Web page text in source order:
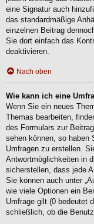
eine Signatur auch
das standardmäßige
einzelnen Beitrag
Sie dort einfach das
deaktivieren.
Nach oben
Wie kann ich eine
Wenn Sie ein neues
Themas bearbeiten,
des Formulars zur
sehen können, so haben
Umfragen zu erstellen.
Antwortmöglichkeiten in
sicherstellen, dass jede
Sie können auch unter
wie viele Optionen ein
Umfrage gilt (0 bedeutet
schließlich, ob die